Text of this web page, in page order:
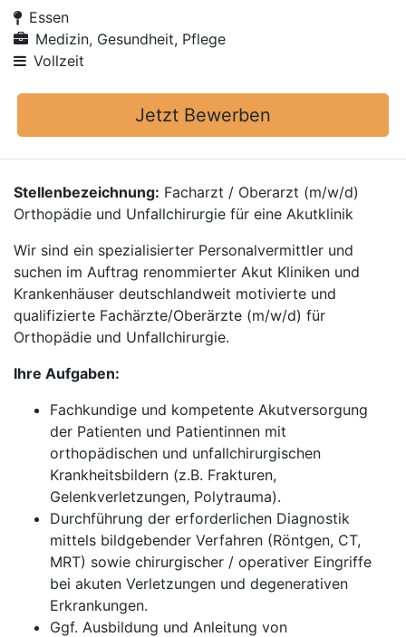
Essen
Medizin, Gesundheit, Pflege
Vollzeit
Jetzt Bewerben
Stellenbezeichnung: Facharzt / Oberarzt (m/w/d)
Orthopädie und Unfallchirurgie für eine Akutklinik
Wir sind ein spezialisierter Personalvermittler und
suchen im Auftrag renommierter Akut Kliniken und
Krankenhäuser deutschlandweit motivierte und
qualifizierte Fachärzte/Oberärzte (m/w/d) für
Orthopädie und Unfallchirurgie.
Ihre Aufgaben:
Fachkundige und kompetente Akutversorgung
der Patienten und Patientinnen mit
orthopädischen und unfallchirurgischen
Krankheitsbildern (z.B. Frakturen,
Gelenkverletzungen, Polytrauma).
Durchführung der erforderlichen Diagnostik
mittels bildgebender Verfahren (Röntgen, CT,
MRT) sowie chirurgischer / operativer Eingriffe
bei akuten Verletzungen und degenerativen
Erkrankungen.
Ggf. Ausbildung und Anleitung von